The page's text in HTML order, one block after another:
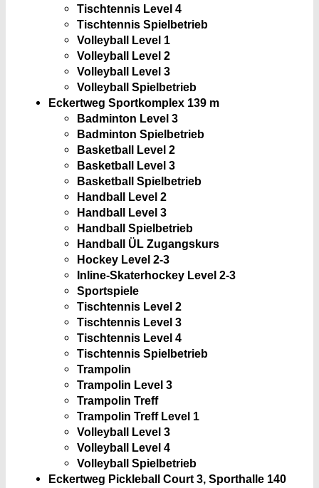
Tischtennis Level 4
Tischtennis Spielbetrieb
Volleyball Level 1
Volleyball Level 2
Volleyball Level 3
Volleyball Spielbetrieb
Eckertweg Sportkomplex 139 m
Badminton Level 3
Badminton Spielbetrieb
Basketball Level 2
Basketball Level 3
Basketball Spielbetrieb
Handball Level 2
Handball Level 3
Handball Spielbetrieb
Handball ÜL Zugangskurs
Hockey Level 2-3
Inline-Skaterhockey Level 2-3
Sportspiele
Tischtennis Level 2
Tischtennis Level 3
Tischtennis Level 4
Tischtennis Spielbetrieb
Trampolin
Trampolin Level 3
Trampolin Treff
Trampolin Treff Level 1
Volleyball Level 3
Volleyball Level 4
Volleyball Spielbetrieb
Eckertweg Pickleball Court 3, Sporthalle 140